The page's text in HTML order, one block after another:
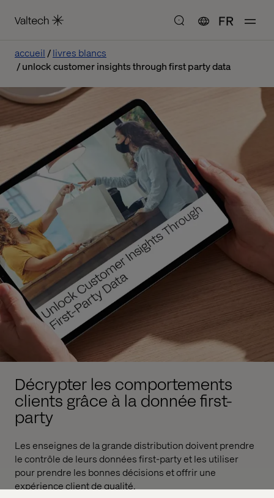
FR
accueil
livres blancs
unlock customer insights through first party data
Décrypter les comportements
clients grâce à la donnée first-
party
Les enseignes de la grande distribution doivent prendre
le contrôle de leurs données first-party et les utiliser
pour prendre les bonnes décisions et offrir une
expérience client de qualité.